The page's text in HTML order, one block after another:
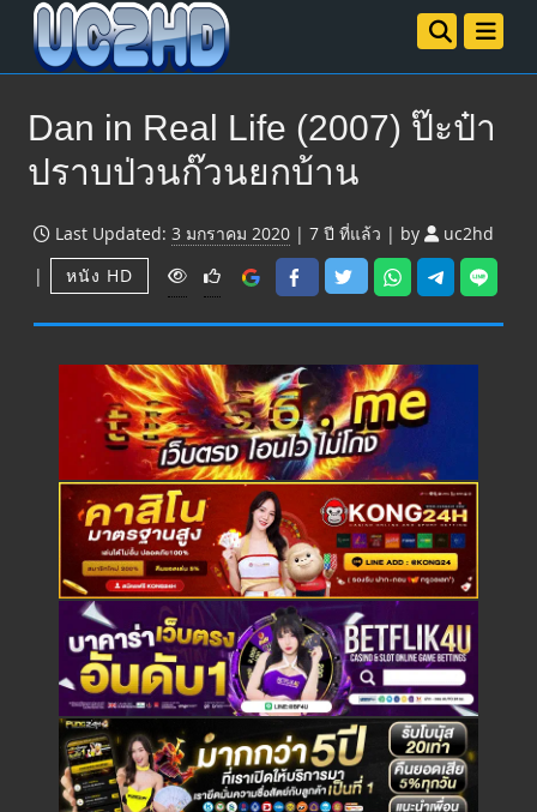
Dan in Real Life (2007) ป๊ะป๋า
ปราบป่วนก๊วนยกบ้าน
Last Updated: 3 มกราคม 2020 | 7 ปี ที่แล้ว | by
uc2hd
|
หนัง HD
V
w
s